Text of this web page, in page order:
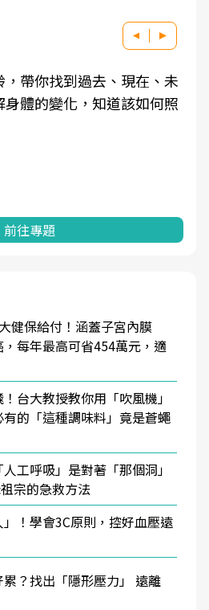
帶你找到過去、現在、未
體的變化，知道該如何照
前往專題
健保給付！涵蓋子宮內膜
每年最高可省454萬元，適
台大教授教你用「吹風機」
的「這種調味料」竟是蒼蠅
工呼吸」是對著「那個洞」
宗的急救方法
！學會3C原則，控好血壓遠
？找出「隱形壓力」 遠離